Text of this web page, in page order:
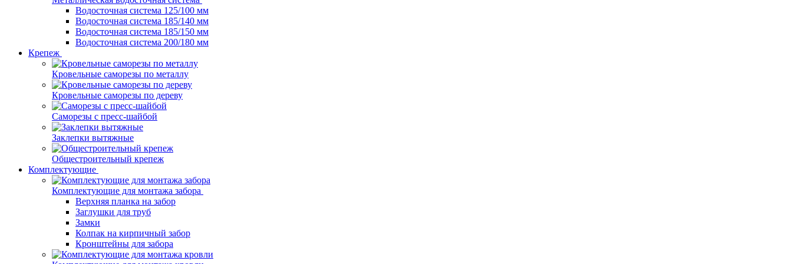
Водосточная система 125/100 мм
Водосточная система 185/140 мм
Водосточная система 185/150 мм
Водосточная система 200/180 мм
Крепеж
Кровельные саморезы по металлу
Кровельные саморезы по дереву
Саморезы с пресс-шайбой
Заклепки вытяжные
Общестроительный крепеж
Комплектующие
Комплектующие для монтажа забора
Верхняя планка на забор
Заглушки для труб
Замки
Колпак на кирпичный забор
Кронштейны для забора